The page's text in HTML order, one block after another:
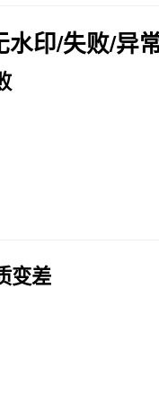
印/失败/异
变差